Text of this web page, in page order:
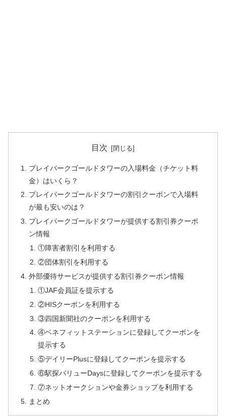
目次
プレイパークゴールドタワーの入場料金（チケット料
金）はいくら？
プレイパークゴールドタワーの割引クーポンで入場料
が最も安いのは？
プレイパークゴールドタワーが提供する割引券クーポ
ン情報
①障害者割引を利用する
②団体割引を利用する
外部優待サービスが提供する割引券クーポン情報
①JAF会員証を提示する
②HISクーポンを利用する
③四国新聞社のクーポンを利用する
④ベネフィットステーションに登録してクーポンを
提示する
⑤デイリーPlusに登録してクーポンを提示する
⑥駅探バリューDaysに登録してクーポンを提示する
⑦ネットオークションや金券ショップを利用する
まとめ